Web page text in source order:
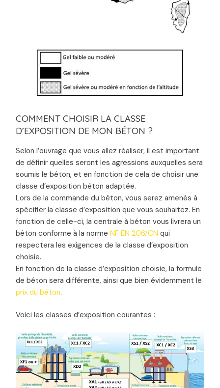
COMMENT CHOISIR LA CLASSE
D’EXPOSITION DE MON BÉTON ?
Selon l’ouvrage que vous allez réaliser, il est important
de définir quelles seront les agressions auxquelles sera
soumis le béton, et en fonction de cela de choisir une
classe d’exposition béton adaptée.
Lors de la commande du béton, vous serez amenés à
spécifier la classe d’exposition que vous souhaitez. En
fonction de celle-ci, la centrale à béton vous livrera un
béton conforme à la norme NF EN 206/CN qui
respectera les exigences de la classe d’exposition
choisie.
En fonction de la classe d’exposition choisie, la formule
de béton sera différente, ainsi que bien évidemment le
prix du béton.
Voici les classes d’exposition courantes :